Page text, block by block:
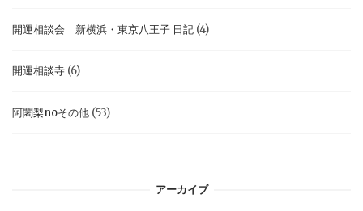
開運相談会 新横浜・東京八王子 日記 (4)
開運相談寺 (6)
阿闍梨noその他 (53)
アーカイブ